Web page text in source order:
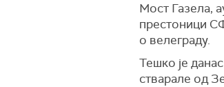
Мост Газела,
престоници
о велеграду.
Тешко је
стварале од